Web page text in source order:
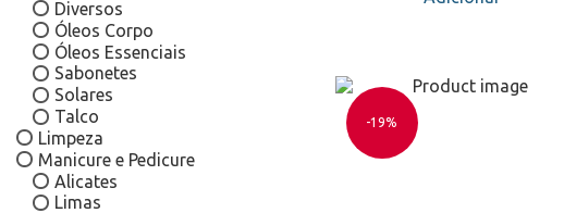
-19%
Diversos
Óleos Corpo
Óleos Essenciais
Sabonetes
Solares
Talco
Limpeza
Manicure e Pedicure
Alicates
Limas